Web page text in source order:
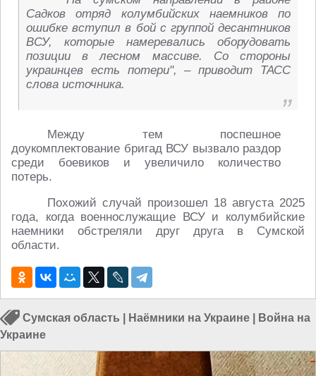
Садков отряд колумбийских наемников по
ошибке вступил в бой с группой десантников
ВСУ, которые намеревались оборудовать
позиции в лесном массиве. Со стороны
украинцев есть потери", – приводит ТАСС
слова источника.
Между тем поспешное
доукомплектование бригад ВСУ вызвало раздор
среди боевиков и увеличило количество
потерь.
Похожий случай произошел 18 августа 2025
года, когда военнослужащие ВСУ и колумбийские
наемники обстреляли друг друга в Сумской
области.
Сумская область Наёмники на Украине
Война на
Украине